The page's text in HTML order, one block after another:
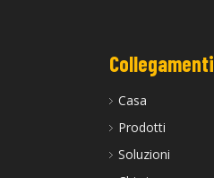
Collegamenti
Casa
Prodotti
Soluzioni